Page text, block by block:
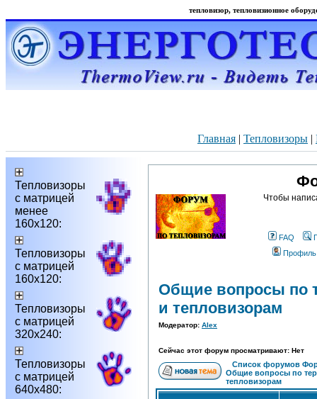
тепловизор, тепловизионное
Главная | Тепловизоры |
Тепловизоры
с матрицей
менее
160х120:
Тепловизоры
с матрицей
160х120:
Тепловизоры
с матрицей
320х240:
Тепловизоры
с матрицей
640х480:
Чтобы
FAQ
Профиль
Общие вопросы по
и тепловизорам
Модератор: Alex
Сейчас этот форум просматривают: Нет
Список форумов
Общие вопросы по
тепловизорам